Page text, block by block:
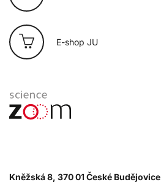
E-shop JU
Kněžská 8, 370 01 České Budějovice